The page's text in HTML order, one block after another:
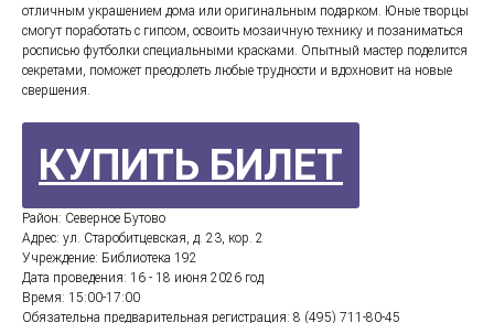
отличным украшением дома или оригинальным подарком. Юные творцы
смогут поработать с гипсом, освоить мозаичную технику и позаниматься
росписью футболки специальными красками. Опытный мастер поделится
секретами, поможет преодолеть любые трудности и вдохновит на новые
свершения.
КУПИТЬ БИЛЕТ
Район: Северное Бутово
Адрес: ул. Старобитцевская, д. 23, кор. 2
Учреждение: Библиотека 192
Дата проведения: 16 - 18 июня 2026 год
Время: 15:00-17:00
Обязательна предварительная регистрация: 8 (495) 711-80-45